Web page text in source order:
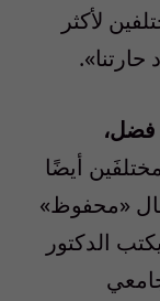
لأكثر
فضل،
أيضًا
«محفوظ»
الدكتور